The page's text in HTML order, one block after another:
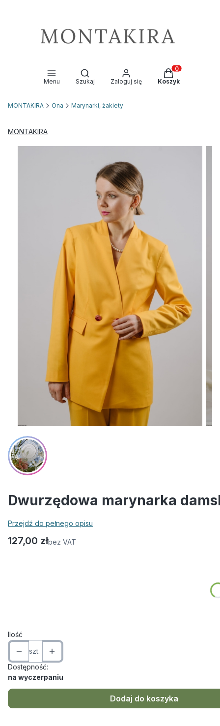
Menu
Otwórz wyszukiwarkę
Szukaj Zaloguj się
Produkty w
Koszyk
MONTAKIRA Ona Marynarki, żakiety
MONTAKIRA
Dwurzędowa marynarka
Przejdź do pełnego opisu
Cena
127,00 złbez VAT
Ilość
szt.
Dostępność:
na wyczerpaniu
Dodaj do koszyka